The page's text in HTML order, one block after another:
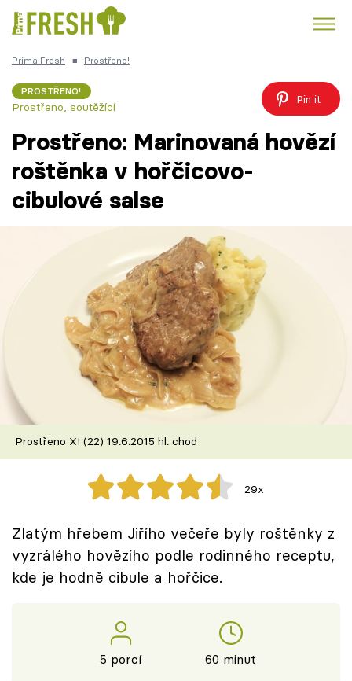
Česká kuchyně
Témata
TV Program
Škola vaření
Recepty z TV
Speciál: Cuketa
Těhotnej kuchař
Přihlášení
Prima Fresh ■ Prostřeno!
PROSTŘENO!
Prostřeno, soutěžící
Pin it
Prostřeno: Marinovaná hovězí
roštěnka v hořčicovo-
cibulové salse
Prostřeno XI (22) 19.6.2015 hl. chod
29x
Zlatým hřebem Jiřího večeře byly roštěnky z
vyzrálého hovězího podle rodinného receptu,
kde je hodně cibule a hořčice.
5 porcí 60 minut